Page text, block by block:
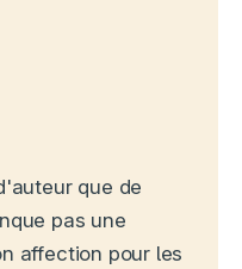
que de
pas une
affection pour les